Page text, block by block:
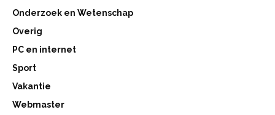
Onderzoek en Wetenschap
Overig
PC en internet
Sport
Vakantie
Webmaster